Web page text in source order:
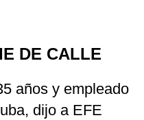
DE CALLE
años y empleado
dijo a EFE